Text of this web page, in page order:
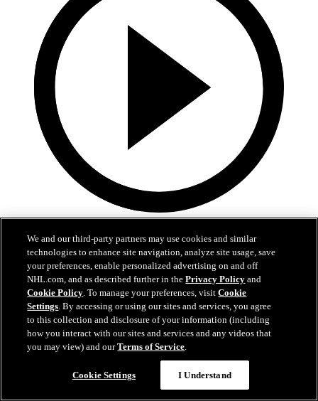
6:34
Längs Sargen: Björck kan ta NHL-plats
Ekholm om Björcks chanser till spel direkt med Jets
07 jul 2026
We and our third-party partners may use cookies and similar
technologies to enhance site navigation, analyze site usage, save
your preferences, enable personalized advertising on and off
NHL.com, and as described further in thePrivacy Policy and
Cookie Policy. To manage your preferences, visitCookie
Settings. By accessing or using our sites and services, you agree
to this collection and disclosure of your information (including
how you interact with our sites and services and any videos that
you may view) and ourTerms of Service.
Cookie Settings I Understand